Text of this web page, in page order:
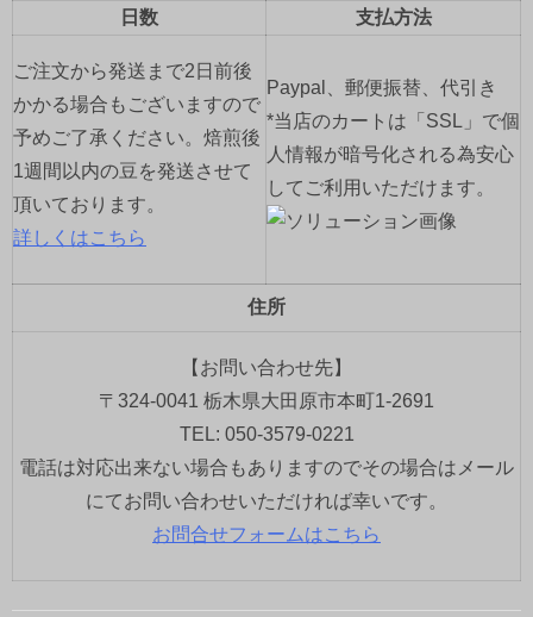
日数 支払方法
ご注文から発送まで2日前後
かかる場合もございますので
予めご了承ください。焙煎後
1週間以内の豆を発送させて
頂いております。
詳しくはこちら
Paypal、郵便振替、代引き
*当店のカートは「SSL」で個
人情報が暗号化される為安心
してご利用いただけます。
住所
【お問い合わせ先】
〒324-0041 栃木県大田原市本町1-2691
TEL: 050-3579-0221
電話は対応出来ない場合もありますのでその場合はメール
にてお問い合わせいただければ幸いです。
お問合せフォームはこちら